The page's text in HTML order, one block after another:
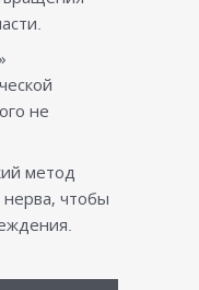
не
метод
чтобы